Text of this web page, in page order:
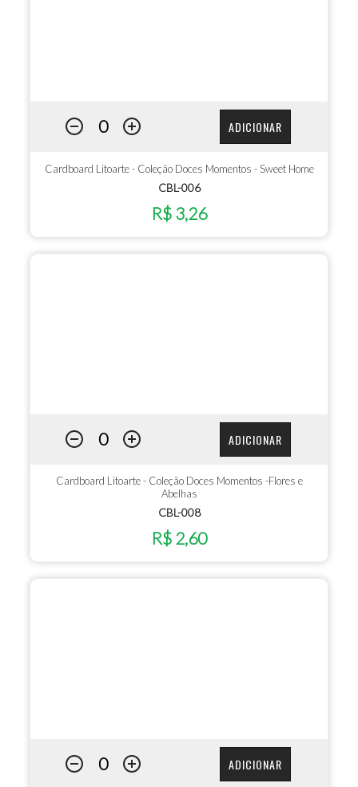
ADICIONAR
Cardboard Litoarte - Coleção Doces Momentos - Sweet Home
CBL-006
R$ 3,26
ADICIONAR
Cardboard Litoarte - Coleção Doces Momentos -Flores e
Abelhas
CBL-008
R$ 2,60
ADICIONAR